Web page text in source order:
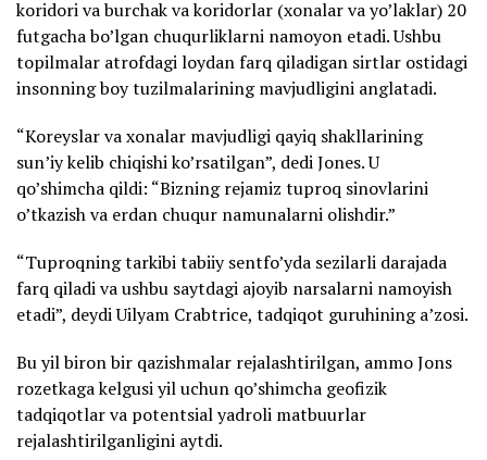
koridori va burchak va koridorlar (xonalar va yo’laklar) 20
futgacha bo’lgan chuqurliklarni namoyon etadi. Ushbu
topilmalar atrofdagi loydan farq qiladigan sirtlar ostidagi
insonning boy tuzilmalarining mavjudligini anglatadi.
“Koreyslar va xonalar mavjudligi qayiq shakllarining
sun’iy kelib chiqishi ko’rsatilgan”, dedi Jones. U
qo’shimcha qildi: “Bizning rejamiz tuproq sinovlarini
o’tkazish va erdan chuqur namunalarni olishdir.”
“Tuproqning tarkibi tabiiy sentfo’yda sezilarli darajada
farq qiladi va ushbu saytdagi ajoyib narsalarni namoyish
etadi”, deydi Uilyam Crabtrice, tadqiqot guruhining a’zosi.
Bu yil biron bir qazishmalar rejalashtirilgan, ammo Jons
rozetkaga kelgusi yil uchun qo’shimcha geofizik
tadqiqotlar va potentsial yadroli matbuurlar
rejalashtirilganligini aytdi.